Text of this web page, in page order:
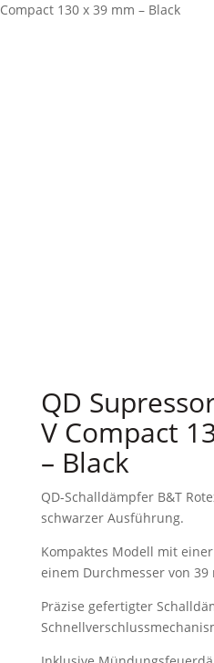
Compact 130 x 39 mm – Black
QD
V Compact
– Black
QD-Schalldämpfer B&T
schwarzer Ausführung.
Kompaktes Modell mit
einem Durchmesser von 39
Präzise gefertigter